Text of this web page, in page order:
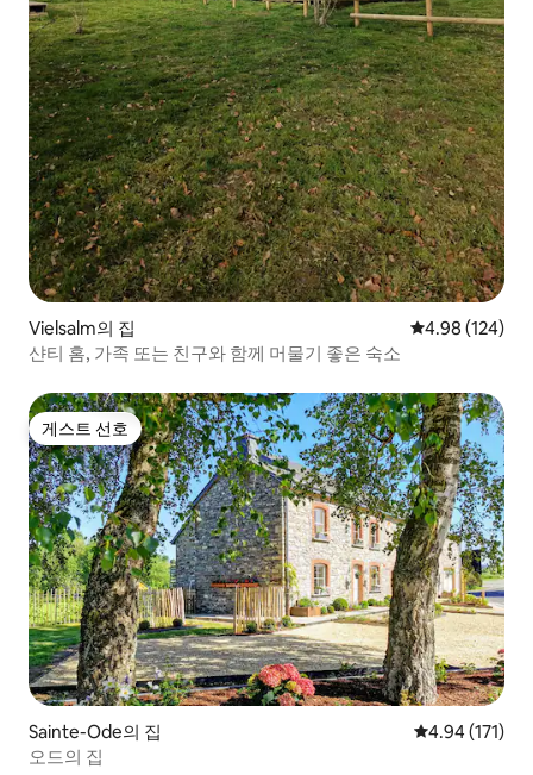
Vielsalm의 집 평점 4.98점(5
4.98 (124)
샨티 홈, 가족 또는 친구와 함께 머물기 좋은 숙소
게스트 선호
게스트 선호
Sainte-Ode의 집 평점 4.94점(5
4.94 (171)
오드의 집